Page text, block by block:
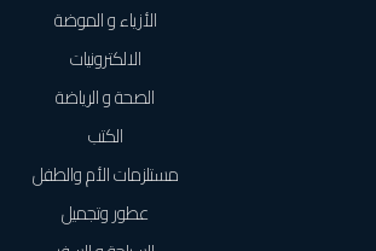
الأزياء و الموضة
الالكترونيات
الصحة و الرياضة
الكتب
مستلزمات الأم والطفل
عطور وتجميل